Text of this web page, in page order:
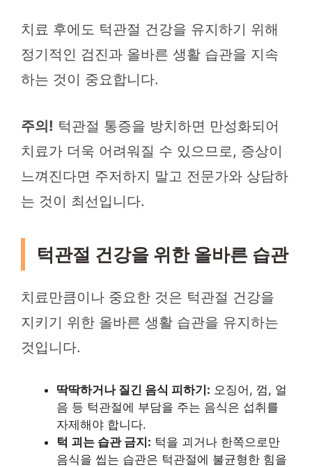
치료 후에도 턱관절 건강을 유지하기 위해
정기적인 검진과 올바른 생활 습관을 지속
하는 것이 중요합니다.
주의! 턱관절 통증을 방치하면 만성화되어
치료가 더욱 어려워질 수 있으므로, 증상이
느껴진다면 주저하지 말고 전문가와 상담하
는 것이 최선입니다.
턱관절 건강을 위한 올바른 습관
치료만큼이나 중요한 것은 턱관절 건강을
지키기 위한 올바른 생활 습관을 유지하는
것입니다.
딱딱하거나 질긴 음식 피하기: 오징어, 껌, 얼
음 등 턱관절에 부담을 주는 음식은 섭취를
자제해야 합니다.
턱 괴는 습관 금지: 턱을 괴거나 한쪽으로만
음식을 씹는 습관은 턱관절에 불균형한 힘을